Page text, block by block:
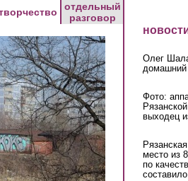
отдельный
разговор
Олег
домашний
Фото:
выходец
место из
по